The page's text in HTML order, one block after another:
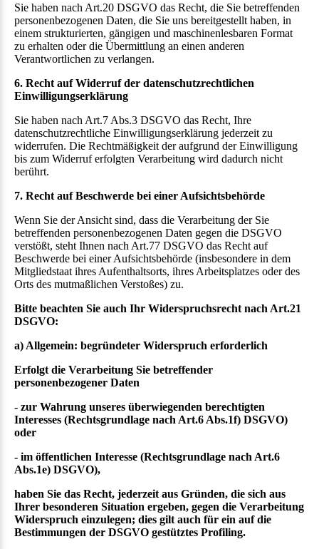
Sie haben nach Art.20 DSGVO das Recht, die Sie betreffenden
personenbezogenen Daten, die Sie uns bereitgestellt haben, in
einem strukturierten, gängigen und maschinenlesbaren Format
zu erhalten oder die Übermittlung an einen anderen
Verantwortlichen zu verlangen.
6. Recht auf Widerruf der datenschutzrechtlichen
Einwilligungserklärung
Sie haben nach Art.7 Abs.3 DSGVO das Recht, Ihre
datenschutzrechtliche Einwilligungserklärung jederzeit zu
widerrufen. Die Rechtmäßigkeit der aufgrund der Einwilligung
bis zum Widerruf erfolgten Verarbeitung wird dadurch nicht
berührt.
7. Recht auf Beschwerde bei einer Aufsichtsbehörde
Wenn Sie der Ansicht sind, dass die Verarbeitung der Sie
betreffenden personenbezogenen Daten gegen die DSGVO
verstößt, steht Ihnen nach Art.77 DSGVO das Recht auf
Beschwerde bei einer Aufsichtsbehörde (insbesondere in dem
Mitgliedstaat ihres Aufenthaltsorts, ihres Arbeitsplatzes oder des
Orts des mutmaßlichen Verstoßes) zu.
Bitte beachten Sie auch Ihr Widerspruchsrecht nach Art.21
DSGVO:
a) Allgemein: begründeter Widerspruch erforderlich
Erfolgt die Verarbeitung Sie betreffender
personenbezogener Daten
- zur Wahrung unseres überwiegenden berechtigten
Interesses (Rechtsgrundlage nach Art.6 Abs.1f) DSGVO)
oder
- im öffentlichen Interesse (Rechtsgrundlage nach Art.6
Abs.1e) DSGVO),
haben Sie das Recht, jederzeit aus Gründen, die sich aus
Ihrer besonderen Situation ergeben, gegen die Verarbeitung
Widerspruch einzulegen; dies gilt auch für ein auf die
Bestimmungen der DSGVO gestütztes Profiling.